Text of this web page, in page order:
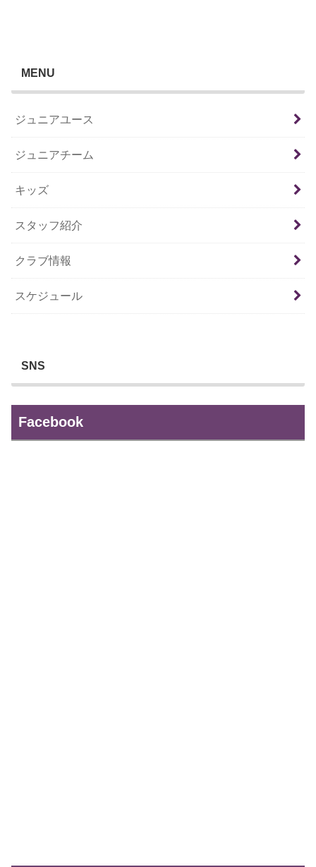
MENU
ジュニアユース
ジュニアチーム
キッズ
スタッフ紹介
クラブ情報
スケジュール
SNS
Facebook